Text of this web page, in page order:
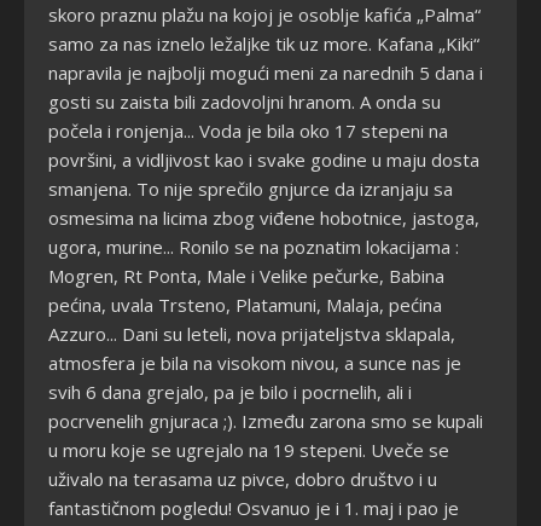
skoro praznu plažu na kojoj je osoblje kafića „Palma“
samo za nas iznelo ležaljke tik uz more. Kafana „Kiki“
napravila je najbolji mogući meni za narednih 5 dana i
gosti su zaista bili zadovoljni hranom. A onda su
počela i ronjenja... Voda je bila oko 17 stepeni na
površini, a vidljivost kao i svake godine u maju dosta
smanjena. To nije sprečilo gnjurce da izranjaju sa
osmesima na licima zbog viđene hobotnice, jastoga,
ugora, murine... Ronilo se na poznatim lokacijama :
Mogren, Rt Ponta, Male i Velike pečurke, Babina
pećina, uvala Trsteno, Platamuni, Malaja, pećina
Azzuro... Dani su leteli, nova prijateljstva sklapala,
atmosfera je bila na visokom nivou, a sunce nas je
svih 6 dana grejalo, pa je bilo i pocrnelih, ali i
pocrvenelih gnjuraca ;). Između zarona smo se kupali
u moru koje se ugrejalo na 19 stepeni. Uveče se
uživalo na terasama uz pivce, dobro društvo i u
fantastičnom pogledu! Osvanuo je i 1. maj i pao je